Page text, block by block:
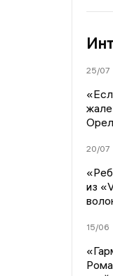
25/07
Орел
20/07
из
15/06